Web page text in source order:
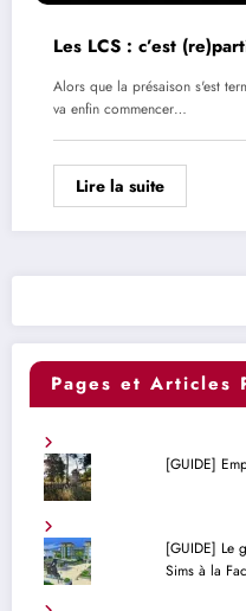
Les LCS : c’est
Alors que la présaison s'est
va enfin commencer…
Lire la suite
Pages et Articles
[GUIDE]
[GUIDE] Le
Sims à la Fac